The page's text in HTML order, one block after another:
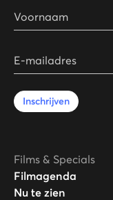
Voornaam
E-mailadres
Inschrijven
Films & Specials
Filmagenda
Nu te zien